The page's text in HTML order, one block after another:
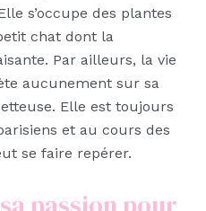
s’occupe des plantes
chat dont la
Par ailleurs, la vie
aucunement sur sa
Elle est toujours
et au cours des
se faire repérer.